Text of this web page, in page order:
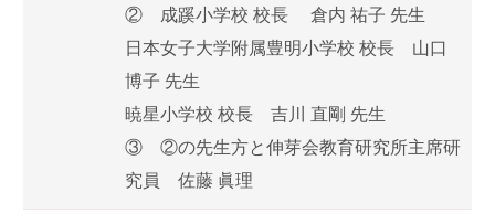
② 成蹊小学校 校長 倉内 祐子 先生
日本女子大学附属豊明小学校 校長 山口
博子 先生
暁星小学校 校長 吉川 直剛 先生
③ ②の先生方と伸芽会教育研究所主席研
究員 佐藤 眞理